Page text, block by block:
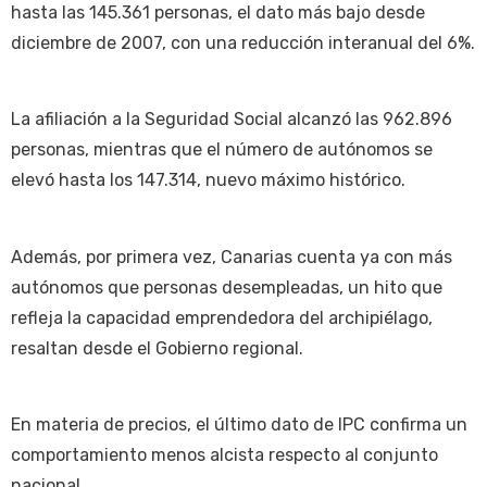
hasta las 145.361 personas, el dato más bajo desde
diciembre de 2007, con una reducción interanual del 6%.
La afiliación a la Seguridad Social alcanzó las 962.896
personas, mientras que el número de autónomos se
elevó hasta los 147.314, nuevo máximo histórico.
Además, por primera vez, Canarias cuenta ya con más
autónomos que personas desempleadas, un hito que
refleja la capacidad emprendedora del archipiélago,
resaltan desde el Gobierno regional.
En materia de precios, el último dato de IPC confirma un
comportamiento menos alcista respecto al conjunto